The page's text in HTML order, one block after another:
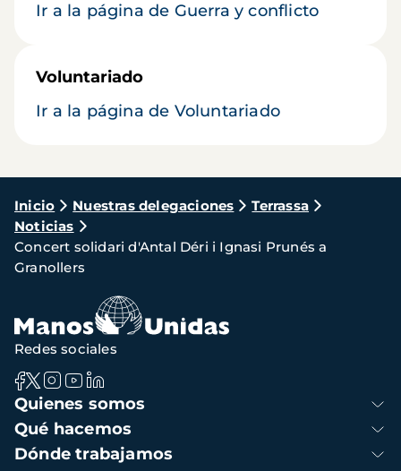
Ir a la página de Guerra y conflicto
Voluntariado
Ir a la página de Voluntariado
Ruta
de
navegación
Inicio Nuestras delegaciones
Terrassa
Noticias
Concert solidari d'Antal Déri i Ignasi Prunés a
Granollers
Navegación
principal
Quienes somos
Qué hacemos
Dónde trabajamos
Redes sociales